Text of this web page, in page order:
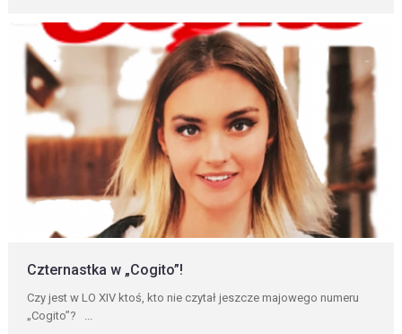
Czternastka w „Cogito”!
Czy jest w LO XIV ktoś, kto nie czytał jeszcze majowego numeru
„Cogito”? ...